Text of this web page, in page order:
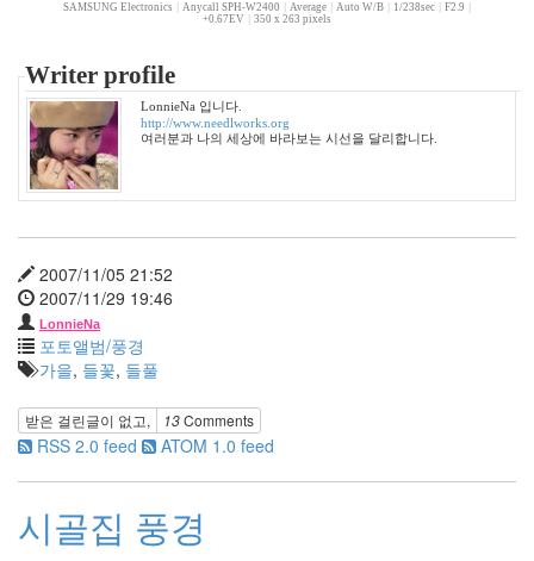
SAMSUNG Electronics Anycall SPH-W2400 Average Auto W/B 1/238sec F2.9
+0.67EV
350 x 263 pixels
Writer profile
LonnieNa 입니다.
http://www.needlworks.org
여러분과 나의 세상에 바라보는 시선을 달리합니다.
2007/11/05 21:52
2007/11/29 19:46
LonnieNa
포토앨범/풍경
가을, 들꽃, 들풀
받은 걸린글이 없고, 13Comments
RSS 2.0 feed ATOM 1.0 feed
시골집 풍경
2006
9
월
17
2006
년
10
월
년
11
월
23
2006
12
월
년
83